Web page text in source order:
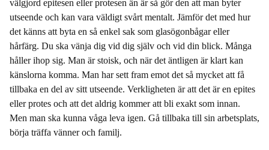
välgjord epitesen eller protesen än är så gör den att man byter
utseende och kan vara väldigt svårt mentalt. Jämför det med hur
det känns att byta en så enkel sak som glasögonbågar eller
hårfärg. Du ska vänja dig vid dig själv och vid din blick. Många
håller ihop sig. Man är stoisk, och när det äntligen är klart kan
känslorna komma. Man har sett fram emot det så mycket att få
tillbaka en del av sitt utseende. Verkligheten är att det är en epites
eller protes och att det aldrig kommer att bli exakt som innan.
Men man ska kunna våga leva igen. Gå tillbaka till sin arbetsplats,
börja träffa vänner och familj.